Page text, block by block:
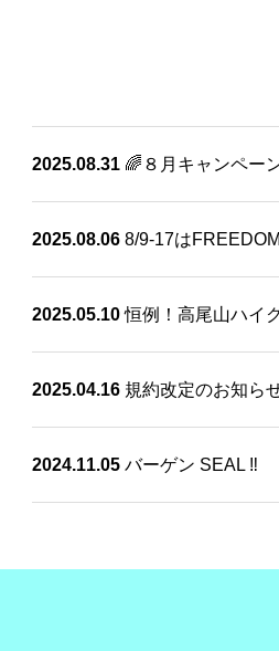
2025.08.31 🌈８月キャンペー
2025.08.06 8/9-17は
2025.05.10恒例！高尾山ハイ
2025.04.16 規約改定のお知ら
2024.11.05 バーゲン SEAL ‼